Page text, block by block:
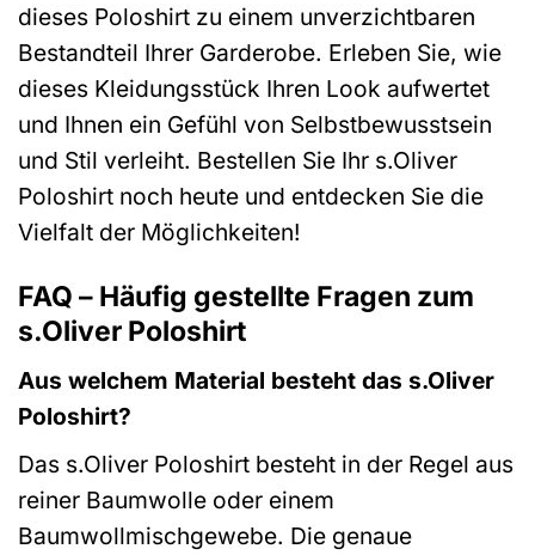
dieses Poloshirt zu einem unverzichtbaren
Bestandteil Ihrer Garderobe. Erleben Sie, wie
dieses Kleidungsstück Ihren Look aufwertet
und Ihnen ein Gefühl von Selbstbewusstsein
und Stil verleiht. Bestellen Sie Ihr s.Oliver
Poloshirt noch heute und entdecken Sie die
Vielfalt der Möglichkeiten!
FAQ – Häufig gestellte Fragen zum
s.Oliver Poloshirt
Aus welchem Material besteht das s.Oliver
Poloshirt?
Das s.Oliver Poloshirt besteht in der Regel aus
reiner Baumwolle oder einem
Baumwollmischgewebe. Die genaue